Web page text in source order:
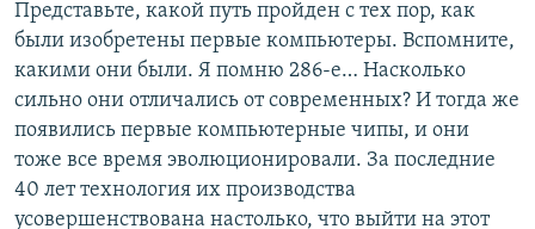
Представьте, какой путь пройден с тех пор, как
были изобретены первые компьютеры. Вспомните,
какими они были. Я помню 286-е… Насколько
сильно они отличались от современных? И тогда же
появились первые компьютерные чипы, и они
тоже все время эволюционировали. За последние
40 лет технология их производства
усовершенствована настолько, что выйти на этот